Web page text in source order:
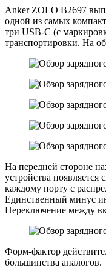
Anker ZOLO B2697
одной из самых
три USB-C (с
транспортировки. На
На передней стороне
устройства
каждому порту с
Единственный минус
Переключение между
Форм-фактор
большинства аналогов.